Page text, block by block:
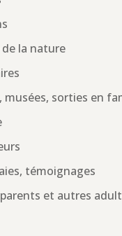
la nature
musées, sorties en
témoignages
et autres